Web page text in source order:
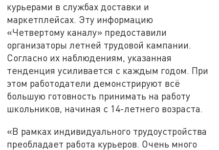
курьерами в службах доставки и
маркетплейсах. Эту информацию
«Четвертому каналу» предоставили
организаторы летней трудовой кампании.
Согласно их наблюдениям, указанная
тенденция усиливается с каждым годом. При
этом работодатели демонстрируют всё
большую готовность принимать на работу
школьников, начиная с 14-летнего возраста.
«В рамках индивидуального трудоустройства
преобладает работа курьеров. Очень много